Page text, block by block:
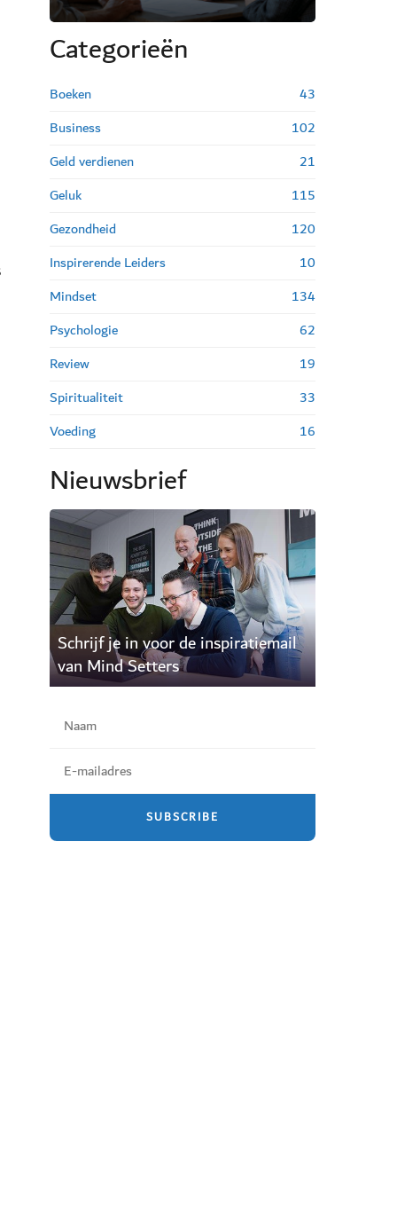
Categorieën
Boeken
43
Business
102
Geld verdienen
21
Geluk
115
Gezondheid
120
Inspirerende Leiders
10
Mindset
134
Psychologie
62
Review
19
Spiritualiteit
33
Voeding
16
Nieuwsbrief
Schrijf je in voor de inspiratiemail
van Mind Setters